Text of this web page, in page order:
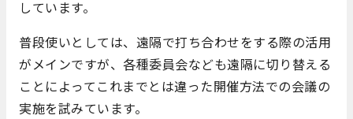
しています。
普段使いとしては、遠隔で打ち合わせをする際の活用
がメインですが、各種委員会なども遠隔に切り替える
ことによってこれまでとは違った開催方法での会議の
実施を試みています。